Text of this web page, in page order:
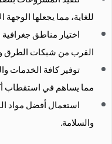
للغاية، مما يجعلها
اختيار مناطق
القرب من شبكات الطرق
توفير كافة الخدمات
مما يساهم في استقطاب
استعمال أفضل مواد
والسلامة.